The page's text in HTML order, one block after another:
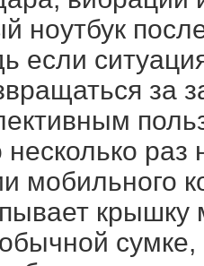
ноутбук
если
за
раз
мобильного
крышку